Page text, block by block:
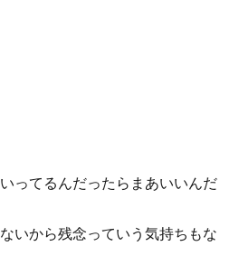
ってるんだったらまあいいんだ
いから残念っていう気持ちもな